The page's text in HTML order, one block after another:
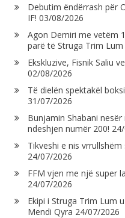
Debutim ëndërrash për
IF! 03/08/2026
Agon Demiri me vetëm
parë të Struga Trim Lum
Ekskluzive, Fisnik Saliu
02/08/2026
Të dielën spektakël
31/07/2026
Bunjamin Shabani
ndeshjen numër 200!
Tikveshi e nis
24/07/2026
FFM vjen me një super
24/07/2026
Ekipi i Struga Trim Lum
Mendi Qyra 24/07/2026